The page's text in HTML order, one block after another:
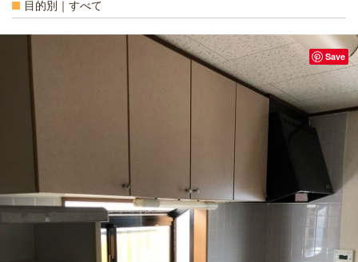
目的別｜すべて
Save